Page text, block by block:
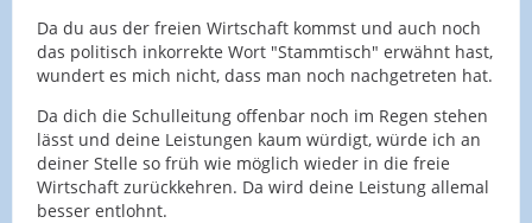
Da du aus der freien Wirtschaft kommst und auch noch
das politisch inkorrekte Wort "Stammtisch" erwähnt hast,
wundert es mich nicht, dass man noch nachgetreten hat.
Da dich die Schulleitung offenbar noch im Regen stehen
lässt und deine Leistungen kaum würdigt, würde ich an
deiner Stelle so früh wie möglich wieder in die freie
Wirtschaft zurückkehren. Da wird deine Leistung allemal
besser entlohnt.